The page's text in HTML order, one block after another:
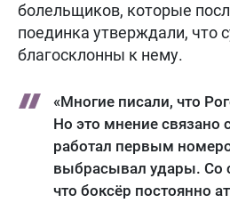
болельщиков, которые
поединка утверждали, что
благосклонны к нему.
«Многие писали, что
Но это мнение связано
работал первым
выбрасывал удары. Со
что боксёр постоянно